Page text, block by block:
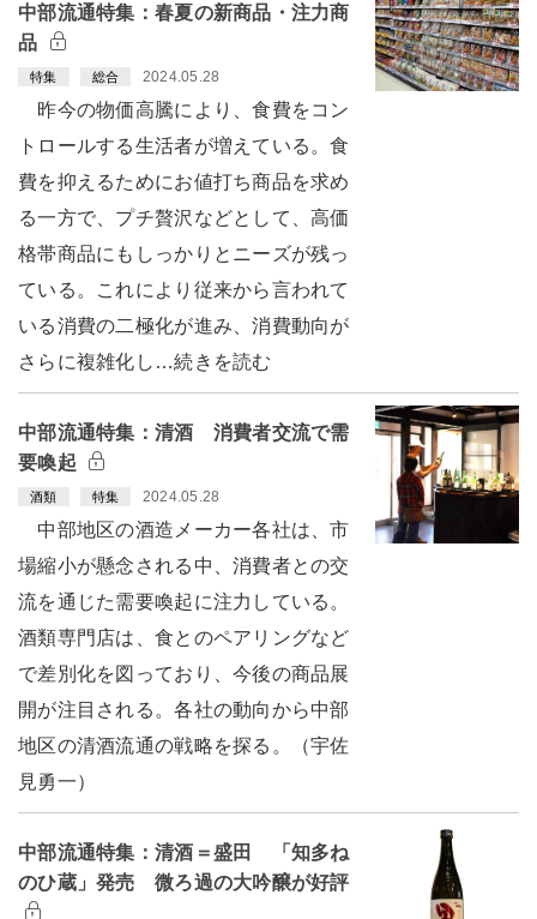
中部流通特集：春夏の新商品・注力商
品
特集 総合 2024.05.28
昨今の物価高騰により、食費をコン
トロールする生活者が増えている。食
費を抑えるためにお値打ち商品を求め
る一方で、プチ贅沢などとして、高価
格帯商品にもしっかりとニーズが残っ
ている。これにより従来から言われて
いる消費の二極化が進み、消費動向が
さらに複雑化し…続きを読む
中部流通特集：清酒 消費者交流で需
要喚起
酒類 特集 2024.05.28
中部地区の酒造メーカー各社は、市
場縮小が懸念される中、消費者との交
流を通じた需要喚起に注力している。
酒類専門店は、食とのペアリングなど
で差別化を図っており、今後の商品展
開が注目される。各社の動向から中部
地区の清酒流通の戦略を探る。（宇佐
見勇一）
中部流通特集：清酒＝盛田 「知多ね
のひ蔵」発売 微ろ過の大吟醸が好評